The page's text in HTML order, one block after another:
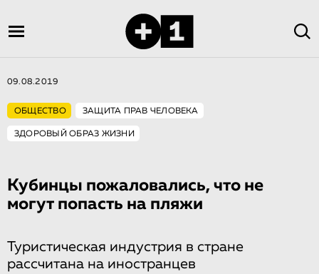
09.08.2019
ОБЩЕСТВО ЗАЩИТА ПРАВ ЧЕЛОВЕКА
ЗДОРОВЫЙ ОБРАЗ ЖИЗНИ
Кубинцы пожаловались, что не
могут попасть на пляжи
Туристическая индустрия в стране
рассчитана на иностранцев